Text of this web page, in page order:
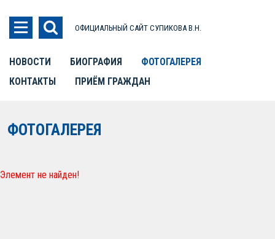
ОФИЦИАЛЬНЫЙ САЙТ СУПИКОВА В.Н.
НОВОСТИ БИОГРАФИЯ
ФОТОГАЛЕРЕЯ
КОНТАКТЫ
ПРИЁМ ГРАЖДАН
ФОТОГАЛЕРЕЯ
Элемент не найден!